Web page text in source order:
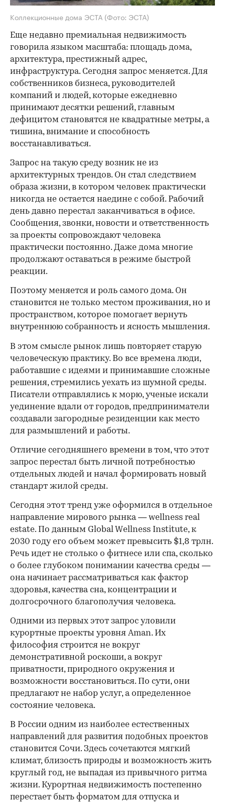
Коллекционные дома ЭСТА (Фото: ЭСТА)
Еще недавно премиальная недвижимость
говорила языком масштаба: площадь дома,
архитектура, престижный адрес,
инфраструктура. Сегодня запрос меняется. Для
собственников бизнеса, руководителей
компаний и людей, которые ежедневно
принимают десятки решений, главным
дефицитом становятся не квадратные метры, а
тишина, внимание и способность
восстанавливаться.
Запрос на такую среду возник не из
архитектурных трендов. Он стал следствием
образа жизни, в котором человек практически
никогда не остается наедине с собой. Рабочий
день давно перестал заканчиваться в офисе.
Сообщения, звонки, новости и ответственность
за проекты сопровождают человека
практически постоянно. Даже дома многие
продолжают оставаться в режиме быстрой
реакции.
Поэтому меняется и роль самого дома. Он
становится не только местом проживания, но и
пространством, которое помогает вернуть
внутреннюю собранность и ясность мышления.
В этом смысле рынок лишь повторяет старую
человеческую практику. Во все времена люди,
работавшие с идеями и принимавшие сложные
решения, стремились уехать из шумной среды.
Писатели отправлялись к морю, ученые искали
уединение вдали от городов, предприниматели
создавали загородные резиденции как место
для размышлений и работы.
Отличие сегодняшнего времени в том, что этот
запрос перестал быть личной потребностью
отдельных людей и начал формировать новый
стандарт жилой среды.
Сегодня этот тренд уже оформился в отдельное
направление мирового рынка — wellness real
estate. По данным Global Wellness Institute, к
2030 году его объем может превысить $1,8 трлн.
Речь идет не столько о фитнесе или спа, сколько
о более глубоком понимании качества среды —
она начинает рассматриваться как фактор
здоровья, качества сна, концентрации и
долгосрочного благополучия человека.
Одними из первых этот запрос уловили
курортные проекты уровня Aman. Их
философия строится не вокруг
демонстративной роскоши, а вокруг
приватности, природного окружения и
возможности восстановиться. По сути, они
предлагают не набор услуг, а определенное
состояние человека.
В России одним из наиболее естественных
направлений для развития подобных проектов
становится Сочи. Здесь сочетаются мягкий
климат, близость природы и возможность жить
круглый год, не выпадая из привычного ритма
жизни. Курортная недвижимость постепенно
перестает быть форматом для отпуска и